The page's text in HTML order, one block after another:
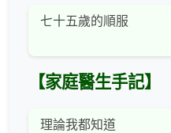
七十五歲的順服
【家庭醫生手記】
理論我都知道